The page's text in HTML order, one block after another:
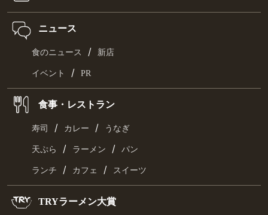
ニュース
食のニュース / 新店
イベント / PR
食事・レストラン
寿司 / カレー / うなぎ
天ぷら / ラーメン / パン
ランチ / カフェ / スイーツ
TRYラーメン大賞